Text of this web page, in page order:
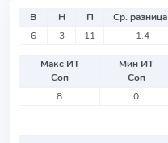
В Н П Ср. разница
6
3 11 -1.4
Макс ИТ
Соп
Мин ИТ
Соп
8
0